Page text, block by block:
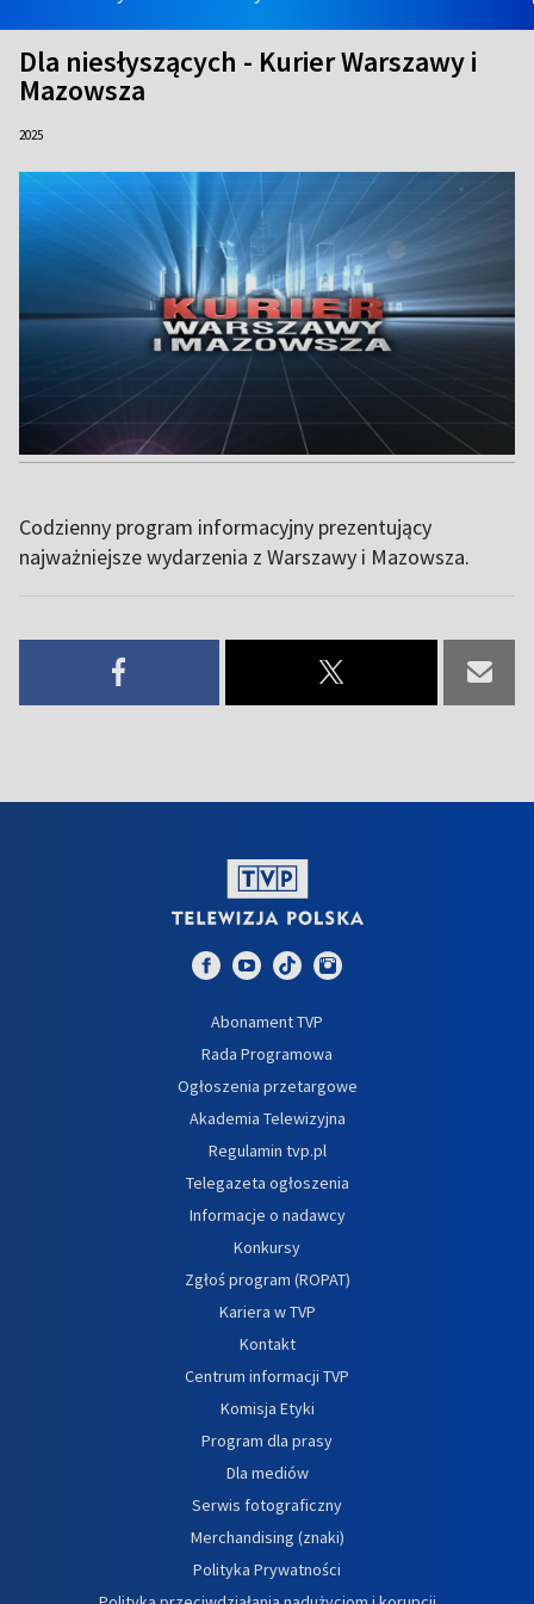
Dla niesłyszących - Kurier Warszawy i
Mazowsza
2025
Codzienny program informacyjny prezentujący
najważniejsze wydarzenia z Warszawy i Mazowsza.
Abonament TVP
Rada Programowa
Ogłoszenia przetargowe
Akademia Telewizyjna
Regulamin tvp.pl
Telegazeta ogłoszenia
Informacje o nadawcy
Konkursy
Zgłoś program (ROPAT)
Kariera w TVP
Kontakt
Centrum informacji TVP
Komisja Etyki
Program dla prasy
Dla mediów
Serwis fotograficzny
Merchandising (znaki)
Polityka Prywatności